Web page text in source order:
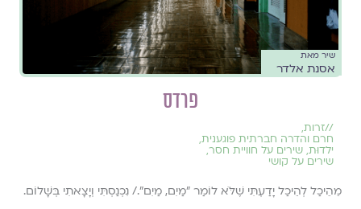
שיר מאת
אסנת אלדר
פרדס
//זרות,
חרם והדרה חברתית פוגענית,
ילדוּת, שירים על חוויית חסר,
שירים על קושי
מֵהֵיכַל לְהֵיכַל יָדַעְתִּי שֶׁלֹּא לוֹמַר "מַיִם, מַיִם"./ נִכְנַסְתִּי וְיָצָאתִי בְּשָׁלוֹם.